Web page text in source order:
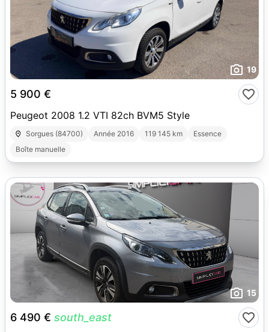
19
5 900 €
Peugeot 2008 1.2 VTI 82ch BVM5 Style
Sorgues (84700) Année 2016 119 145 km
Essence
Boîte manuelle
15
6 490 € south_east